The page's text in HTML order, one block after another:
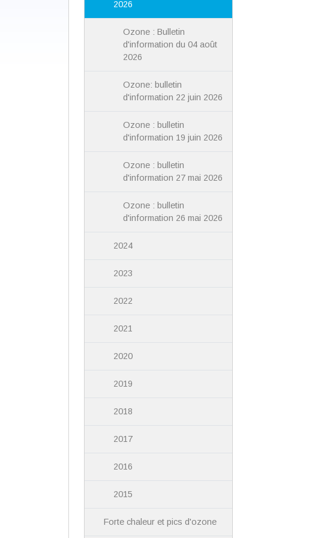
2026
Ozone : Bulletin
d'information du 04 août
2026
Ozone: bulletin
d'information 22 juin 2026
Ozone : bulletin
d'information 19 juin 2026
Ozone : bulletin
d'information 27 mai 2026
Ozone : bulletin
d'information 26 mai 2026
2024
2023
2022
2021
2020
2019
2018
2017
2016
2015
Forte chaleur et pics d'ozone